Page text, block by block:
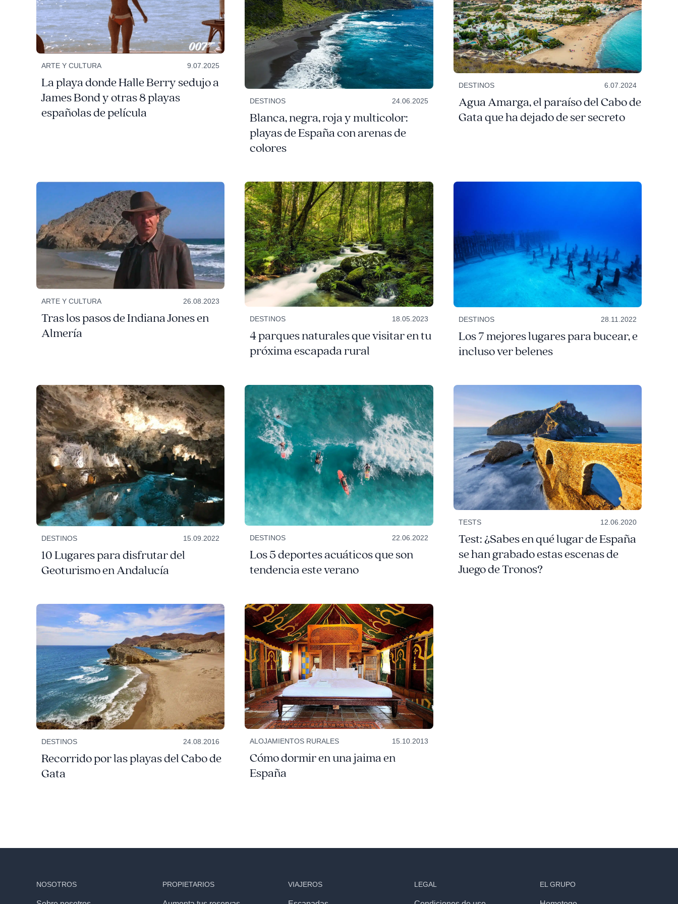
ARTE Y CULTURA 9.07.2025
La playa donde Halle Berry sedujo a
James Bond y otras 8 playas
españolas de película
DESTINOS 24.06.2025
Blanca, negra, roja y multicolor:
playas de España con arenas de
colores
DESTINOS 6.07.2024
Agua Amarga, el paraíso del Cabo de
Gata que ha dejado de ser secreto
ARTE Y CULTURA 26.08.2023
Tras los pasos de Indiana Jones en
Almería
DESTINOS 18.05.2023
4 parques naturales que visitar en tu
próxima escapada rural
DESTINOS 28.11.2022
Los 7 mejores lugares para bucear, e
incluso ver belenes
DESTINOS 15.09.2022
10 Lugares para disfrutar del
Geoturismo en Andalucía
DESTINOS 22.06.2022
Los 5 deportes acuáticos que son
tendencia este verano
TESTS 12.06.2020
Test: ¿Sabes en qué lugar de España
se han grabado estas escenas de
Juego de Tronos?
DESTINOS 24.08.2016
Recorrido por las playas del Cabo de
Gata
ALOJAMIENTOS RURALES 15.10.2013
Cómo dormir en una jaima en
España
NOSOTROS PROPIETARIOS VIAJEROS LEGAL EL GRUPO